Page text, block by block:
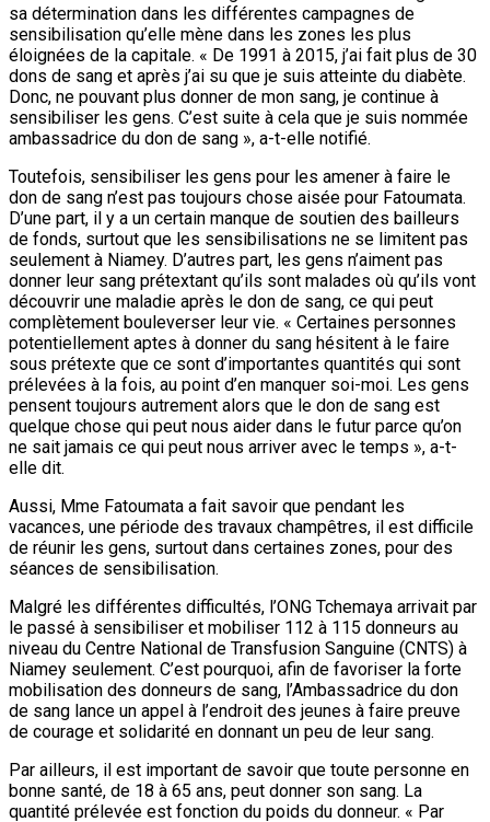
sa détermination dans les différentes campagnes de
sensibilisation qu’elle mène dans les zones les plus
éloignées de la capitale. « De 1991 à 2015, j’ai fait plus de 30
dons de sang et après j’ai su que je suis atteinte du diabète.
Donc, ne pouvant plus donner de mon sang, je continue à
sensibiliser les gens. C’est suite à cela que je suis nommée
ambassadrice du don de sang », a-t-elle notifié.
Toutefois, sensibiliser les gens pour les amener à faire le
don de sang n’est pas toujours chose aisée pour Fatoumata.
D’une part, il y a un certain manque de soutien des bailleurs
de fonds, surtout que les sensibilisations ne se limitent pas
seulement à Niamey. D’autres part, les gens n’aiment pas
donner leur sang prétextant qu’ils sont malades où qu’ils vont
découvrir une maladie après le don de sang, ce qui peut
complètement bouleverser leur vie. « Certaines personnes
potentiellement aptes à donner du sang hésitent à le faire
sous prétexte que ce sont d’importantes quantités qui sont
prélevées à la fois, au point d’en manquer soi-moi. Les gens
pensent toujours autrement alors que le don de sang est
quelque chose qui peut nous aider dans le futur parce qu’on
ne sait jamais ce qui peut nous arriver avec le temps », a-t-
elle dit.
Aussi, Mme Fatoumata a fait savoir que pendant les
vacances, une période des travaux champêtres, il est difficile
de réunir les gens, surtout dans certaines zones, pour des
séances de sensibilisation.
Malgré les différentes difficultés, l’ONG Tchemaya arrivait par
le passé à sensibiliser et mobiliser 112 à 115 donneurs au
niveau du Centre National de Transfusion Sanguine (CNTS) à
Niamey seulement. C’est pourquoi, afin de favoriser la forte
mobilisation des donneurs de sang, l’Ambassadrice du don
de sang lance un appel à l’endroit des jeunes à faire preuve
de courage et solidarité en donnant un peu de leur sang.
Par ailleurs, il est important de savoir que toute personne en
bonne santé, de 18 à 65 ans, peut donner son sang. La
quantité prélevée est fonction du poids du donneur. « Par